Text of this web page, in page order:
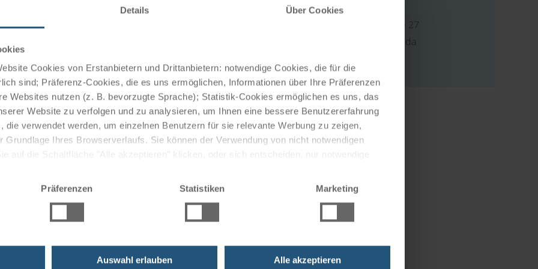
Details Über Cookies
Cookies von Erstanbietern und Drittanbietern: notwendige Cookies, die für die
sind; Präferenz-Cookies, die es uns ermöglichen, Informationen über Ihre Präferenzen
Websites nutzen (z. B. bevorzugte Sprache); Statistik-Cookies ermöglichen es uns, das
Website zu verfolgen und zu analysieren, um Ihnen eine bessere Benutzererfahrung
die verwendet werden, um einzelnen Benutzern für sie relevante Werbung zu zeigen,
Grundlage Ihres Browserverlaufs. Sie können der Verwendung von nicht notwendigen
Präferenzen Statistiken Marketing
Auswahl erlauben Alle akzeptieren
view of Lake Garda. Here, you can enjoy traditional
delicious meals reflecting the culinary diversity of Italy.
of the historic city center while also having
shops.
Piazza 3 Novembre 27
38066 Riva del Garda